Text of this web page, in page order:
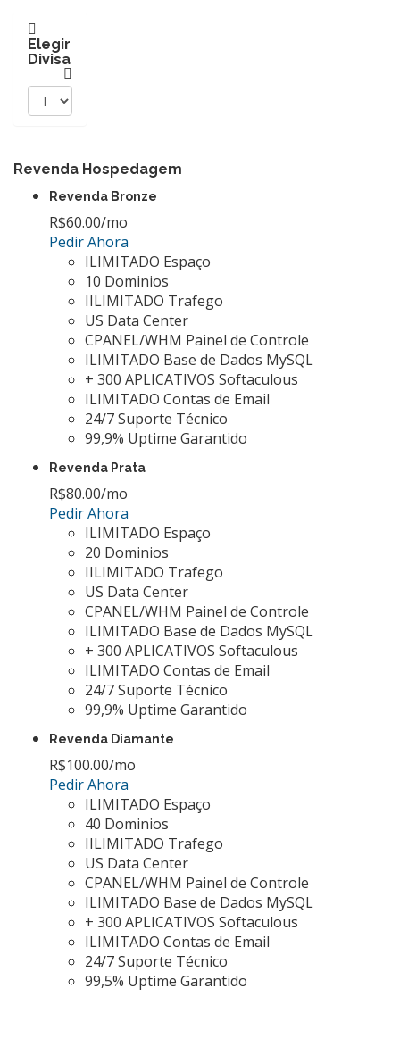
Elegir
Divisa
Revenda Hospedagem
Revenda Bronze
R$60.00/mo
Pedir Ahora
ILIMITADO Espaço
10 Dominios
IILIMITADO Trafego
US Data Center
CPANEL/WHM Painel de Controle
ILIMITADO Base de Dados MySQL
+ 300 APLICATIVOS Softaculous
ILIMITADO Contas de Email
24/7 Suporte Técnico
99,9% Uptime Garantido
Revenda Prata
R$80.00/mo
Pedir Ahora
ILIMITADO Espaço
20 Dominios
IILIMITADO Trafego
US Data Center
CPANEL/WHM Painel de Controle
ILIMITADO Base de Dados MySQL
+ 300 APLICATIVOS Softaculous
ILIMITADO Contas de Email
24/7 Suporte Técnico
99,9% Uptime Garantido
Revenda Diamante
R$100.00/mo
Pedir Ahora
ILIMITADO Espaço
40 Dominios
IILIMITADO Trafego
US Data Center
CPANEL/WHM Painel de Controle
ILIMITADO Base de Dados MySQL
+ 300 APLICATIVOS Softaculous
ILIMITADO Contas de Email
24/7 Suporte Técnico
99,5% Uptime Garantido